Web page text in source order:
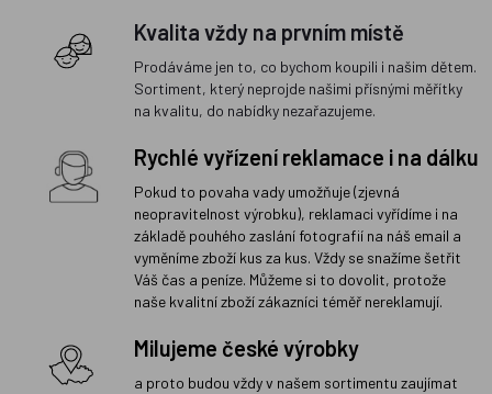
Kvalita vždy na prvním místě
Prodáváme jen to, co bychom koupili i našim dětem.
Sortiment, který neprojde našimi přísnými měřítky
na kvalitu, do nabídky nezařazujeme.
Rychlé vyřízení reklamace i na dálku
Pokud to povaha vady umožňuje (zjevná
neopravitelnost výrobku), reklamaci vyřídíme i na
základě pouhého zaslání fotografií na náš email a
vyměníme zboží kus za kus. Vždy se snažíme šetřit
Váš čas a peníze. Můžeme si to dovolit, protože
naše kvalitní zboží zákazníci téměř nereklamují.
Milujeme české výrobky
a proto budou vždy v našem sortimentu zaujímat